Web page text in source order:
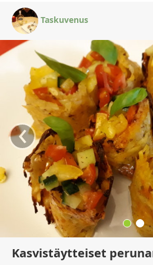
Taskuvenus
‹
Kasvistäytteiset